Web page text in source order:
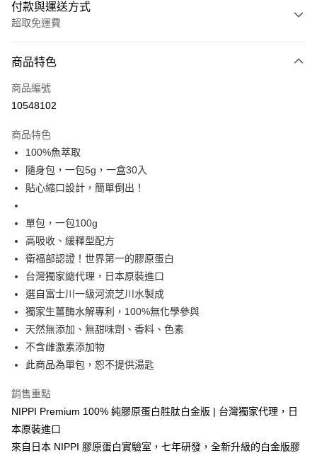
付款與運送方式
超取免運費
信用卡一次付款
LINE Pay
街口支付
悠遊付
全盈+PAY
大哥付你分期
相關說明
【大哥付你分期使用說明】
1.本服務由台灣大哥大提供，台灣大哥大用戶可立即使用無須另外申請。
2.付款方式選擇「大哥付你分期」，訂單成立後會自動跳轉到大哥付的交易
流程，驗證手機門號後，選擇欲分期的期數、繳款截止日，確認付款後即完
3.實際核准額度、可分期數及費用金額請依後續交易確認頁面所載為準。
4.訂單成立30分鐘內，如未前往確認交易或遇審核未通過，訂單將自動取
法說明評估內容。
【繳款方式說明】
1.分期款項不併入電信帳單，「大哥付你分期」於每月結算日後寄送繳費提
醒簡訊。
2.透過簡訊連結打開帳單後，可選擇「超商條碼／台灣大直營門市／銀行轉
帳／街口支付／iPASS MONEY」等通路繳費。
ATM付款
運送方式
付款後全家取貨
付款後萊爾富取貨
每筆NT$90，滿NT$2,000(含以上)免運費
付款後7-11取貨
商品特色
商品編號
10548102
商品特色
100%魚萃取
隨身包，一包5g，一盒30入
貼心縮口設計，簡單倒出！
單包，一包100g
高吸收、緩釋型配方
衛福部認證！世界第一的膠原蛋白
台灣獨家總代理，日本原裝進口
選自富士川一級河流芝川水製成
獨家生薑酶水解專利，100%無化學參與
天然無添加、無甜味劑、香料、色素
不含雌激素添加物
此商品為單包，恕不提供湯匙
銷售重點
NIPPI Premium 100% 純膠原蛋白胜肽白金版 | 台灣獨家代理，日
本原裝進口
來自日本 NIPPI 膠原蛋白實驗室，七年研發，全新升級的白金版膠